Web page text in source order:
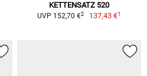
KETTENSATZ 520
UVP 152,70 €2 137,43 €1